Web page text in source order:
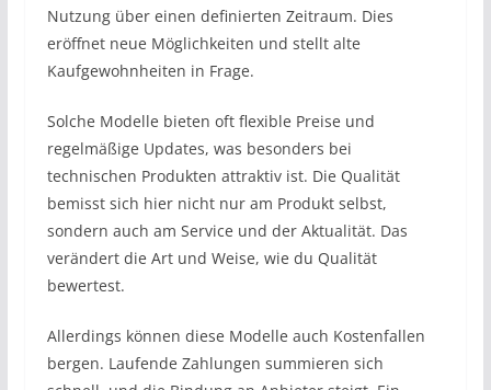
Nutzung über einen definierten Zeitraum. Dies
eröffnet neue Möglichkeiten und stellt alte
Kaufgewohnheiten in Frage.
Solche Modelle bieten oft flexible Preise und
regelmäßige Updates, was besonders bei
technischen Produkten attraktiv ist. Die Qualität
bemisst sich hier nicht nur am Produkt selbst,
sondern auch am Service und der Aktualität. Das
verändert die Art und Weise, wie du Qualität
bewertest.
Allerdings können diese Modelle auch Kostenfallen
bergen. Laufende Zahlungen summieren sich